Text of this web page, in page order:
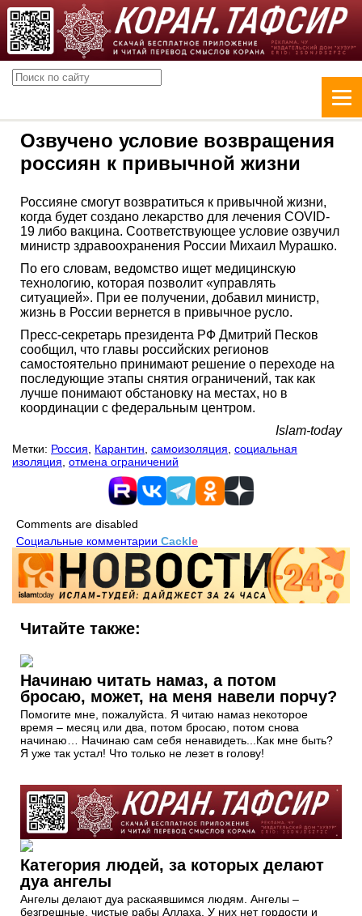
Озвучено условие возвращения
россиян к привычной жизни
Россияне смогут возвратиться к привычной жизни,
когда будет создано лекарство для лечения COVID-
19 либо вакцина. Соответствующее условие озвучил
министр здравоохранения России Михаил Мурашко.
По его словам, ведомство ищет медицинскую
технологию, которая позволит «управлять
ситуацией». При ее получении, добавил министр,
жизнь в России вернется в привычное русло.
Пресс-секретарь президента РФ Дмитрий Песков
сообщил, что главы российских регионов
самостоятельно принимают решение о переходе на
последующие этапы снятия ограничений, так как
лучше понимают обстановку на местах, но в
координации с федеральным центром.
Islam-today
Метки: Россия Карантин самоизоляция социальная
изоляция отмена ограничений
Comments are disabled
Социальные комментарии Cackle
Читайте также:
Начинаю читать намаз, а потом
бросаю, может, на меня навели порчу?
Помогите мне, пожалуйста. Я читаю намаз некоторое
время – месяц или два, потом бросаю, потом снова
начинаю… Начинаю сам себя ненавидеть...Как мне быть?
Я уже так устал! Что только не лезет в голову!
Категория людей, за которых делают
дуа ангелы
Ангелы делают дуа раскаявшимся людям. Ангелы –
безгрешные, чистые рабы Аллаха. У них нет гордости и